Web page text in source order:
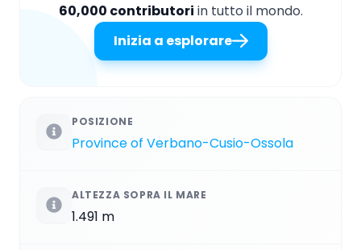
60,000 contributori in tutto il mondo.
Inizia a esplorare
POSIZIONE
Province of Verbano-Cusio-Ossola
ALTEZZA SOPRA IL MARE
1.491 m